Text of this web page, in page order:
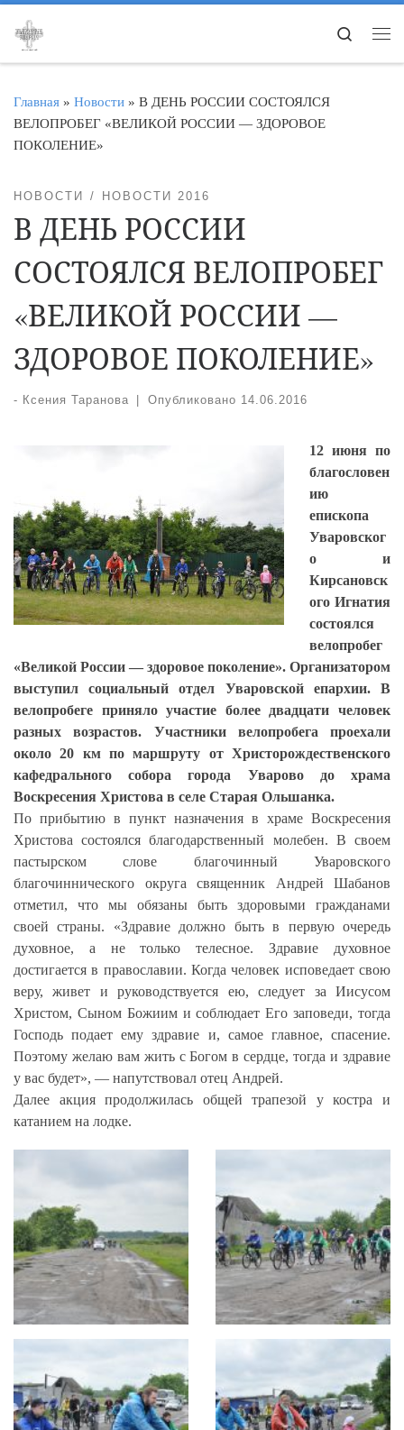
Перейти к содержимому
Search
Главная » Новости » В ДЕНЬ РОССИИ СОСТОЯЛСЯ
ВЕЛОПРОБЕГ «ВЕЛИКОЙ РОССИИ — ЗДОРОВОЕ
ПОКОЛЕНИЕ»
НОВОСТИ НОВОСТИ 2016
В ДЕНЬ РОССИИ
СОСТОЯЛСЯ ВЕЛОПРОБЕГ
«ВЕЛИКОЙ РОССИИ —
ЗДОРОВОЕ ПОКОЛЕНИЕ»
- Ксения Таранова Опубликовано 14.06.2016
12 июня по
благословен
ию
епископа
Уваровског
о и
Кирсановск
ого Игнатия
состоялся
велопробег
«Великой России — здоровое поколение». Организатором
выступил социальный отдел Уваровской епархии. В
велопробеге приняло участие более двадцати человек
разных возрастов. Участники велопробега проехали
около 20 км по маршруту от Христорождественского
кафедрального собора города Уварово до храма
Воскресения Христова в селе Старая Ольшанка.
По прибытию в пункт назначения в храме Воскресения
Христова состоялся благодарственный молебен. В своем
пастырском слове благочинный Уваровского
благочиннического округа священник Андрей Шабанов
отметил, что мы обязаны быть здоровыми гражданами
своей страны. «Здравие должно быть в первую очередь
духовное, а не только телесное. Здравие духовное
достигается в православии. Когда человек исповедает свою
веру, живет и руководствуется ею, следует за Иисусом
Христом, Сыном Божиим и соблюдает Его заповеди, тогда
Господь подает ему здравие и, самое главное, спасение.
Поэтому желаю вам жить с Богом в сердце, тогда и здравие
у вас будет», — напутствовал отец Андрей.
Далее акция продолжилась общей трапезой у костра и
катанием на лодке.